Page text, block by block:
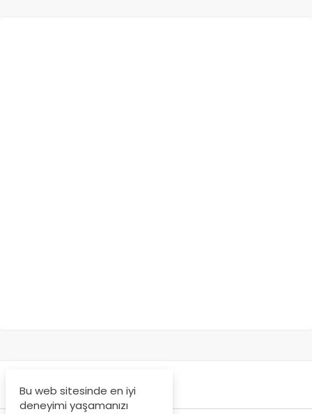
Bu web sitesinde en iyi
deneyimi yaşamanızı